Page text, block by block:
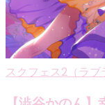
スクフェス2（ラブ